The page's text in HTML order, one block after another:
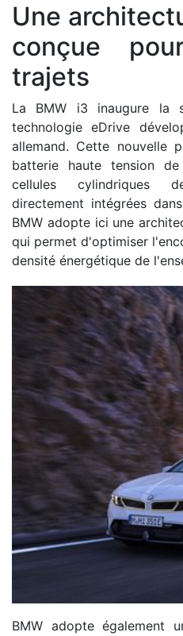
Une
conçue
trajets
La BMW i3 inaugure la
technologie eDrive
allemand. Cette nouvelle
batterie haute tension
cellules cylindriques
directement intégrées
BMW adopte ici une
qui permet d'optimiser
densité énergétique de
BMW adopte également